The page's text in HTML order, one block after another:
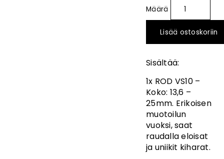
Lisää ostoskoriin
Sisältää:
1x ROD VS10 –
Koko: 13,6 –
25mm. Erikoisen
muotoilun
vuoksi, saat
raudalla eloisat
ja uniikit kiharat.